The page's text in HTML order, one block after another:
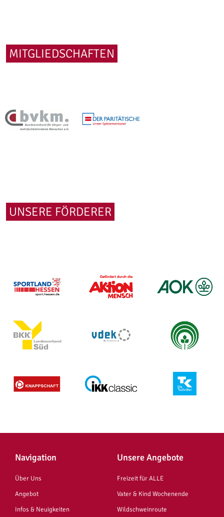
MITGLIEDSCHAFTEN
UNSERE FÖRDERER
Navigation
Über Uns
Angebot
Infos & Neuigkeiten
Unsere Angebote
Freizeit für ALLE
Vater & Kind Wochenende
Wildschweinroute